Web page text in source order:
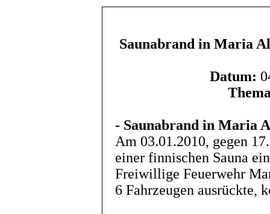
Saunabrand in Maria
Datum:
- Saunabrand in Maria
Am 03.01.2010, gegen
einer finnischen Sauna
Freiwillige Feuerwehr
6 Fahrzeugen ausrückte,